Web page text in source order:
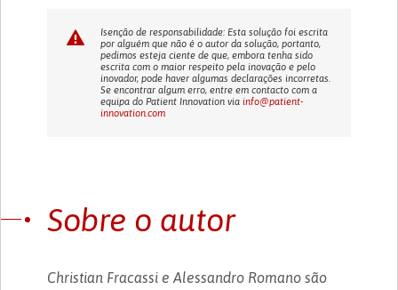
Isenção de responsabilidade: Esta solução foi escrita
por alguém que não é o autor da solução, portanto,
pedimos esteja ciente de que, embora tenha sido
escrita com o maior respeito pela inovação e pelo
inovador, pode haver algumas declarações incorretas.
Se encontrar algum erro, entre em contacto com a
equipa do Patient Innovation viainfo@patient-
innovation.com
Sobre o autor
Christian Fracassi e Alessandro Romano são